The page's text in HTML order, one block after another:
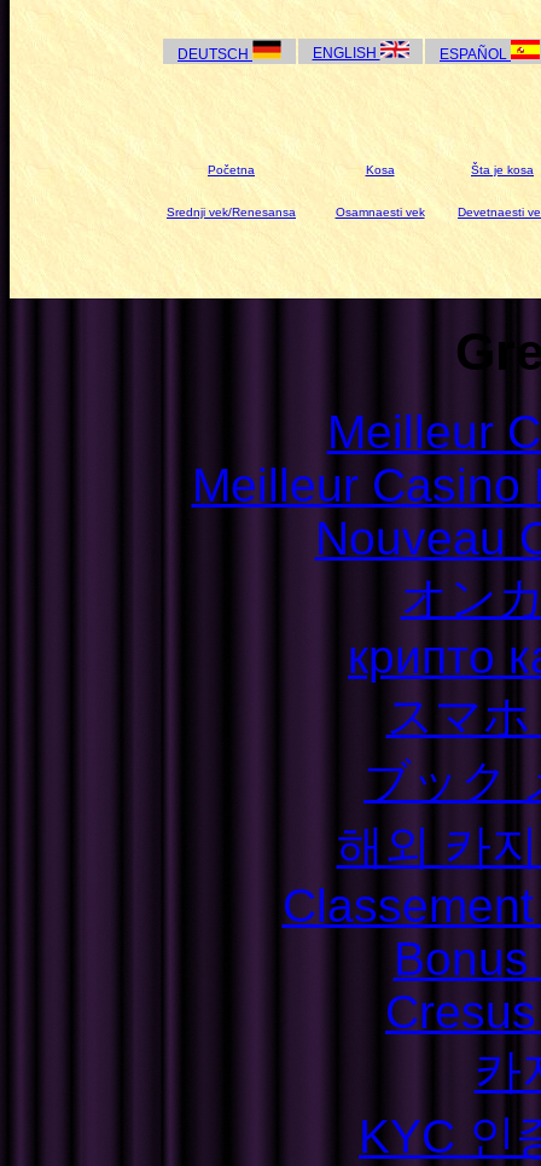
DEUTSCH ENGLISH ESPAÑOL
Početna Kosa Šta je kosa
Srednji vek/Renesansa Osamnaesti vek Devetnaesti
Meilleur
Meilleur Casino
Nouveau
オン
крипто
スマ
ブック
해외 카
카
KYC 인